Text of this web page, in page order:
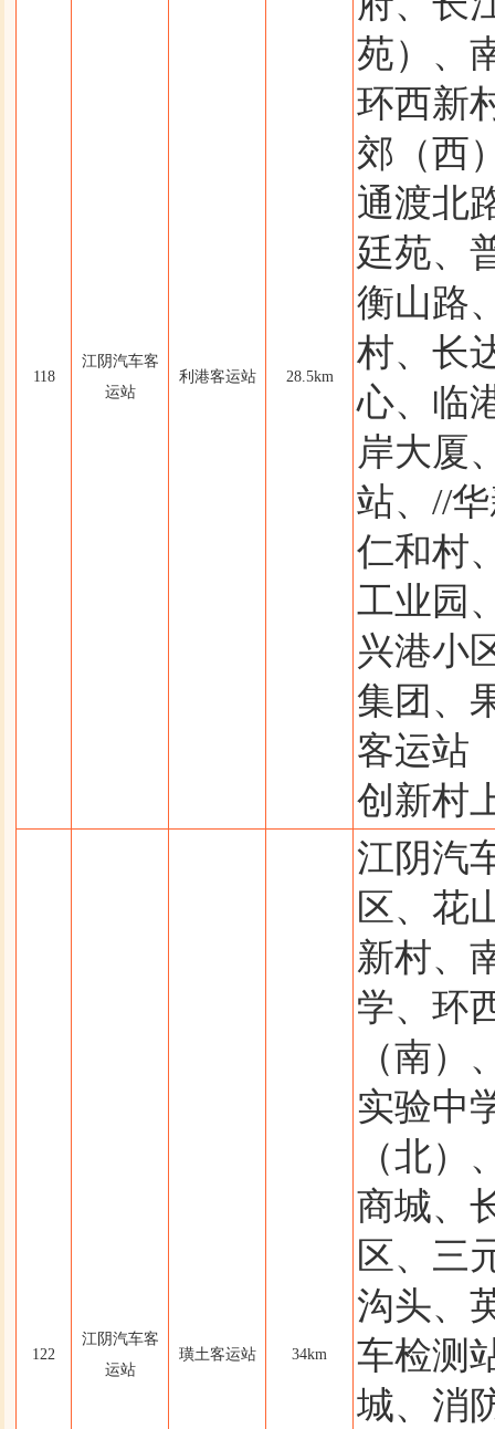
118
江阴汽车客
运站
利港客运站 28.5km
苑）、
环西新
郊（西
通渡北
廷苑、
衡山路
村、长
心、临
岸大厦
站、//
仁和村
工业园
兴港小
集团、
客运站
创新村
122
江阴汽车客
运站
璜土客运站 34km
江阴汽
区、花
新村、
学、环
（南）
实验中
（北）
商城、
区、三
沟头、
车检测
城、消